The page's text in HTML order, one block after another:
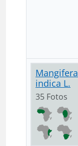
Mangifera
indica L.
35 Fotos